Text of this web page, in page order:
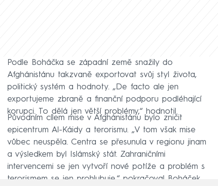
Podle Boháčka se západní země snažily do
Afghánistánu takzvaně exportovat svůj styl života,
politický systém a hodnoty. „De facto ale jen
exportujeme zbraně a finanční podporu podléhající
korupci. To dělá jen větší problémy,“ hodnotil.
Původním cílem mise v Afghánistánu bylo zničit
epicentrum Al-Káidy a terorismu. „V tom však mise
vůbec neuspěla. Centra se přesunula v regionu jinam
a výsledkem byl Islámský stát. Zahraničními
intervencemi se jen vytvoří nové potíže a problém s
terorismem se jen prohlubuje,“ pokračoval Boháček.